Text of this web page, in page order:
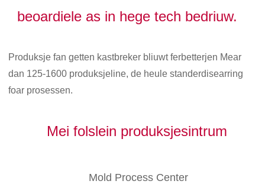
beoardiele as in hege tech bedriuw.
Produksje fan getten kastbreker bliuwt ferbetterjen Mear
dan 125-1600 produksjeline, de heule standerdisearring
foar prosessen.
Mei folslein produksjesintrum
Mold Process Center